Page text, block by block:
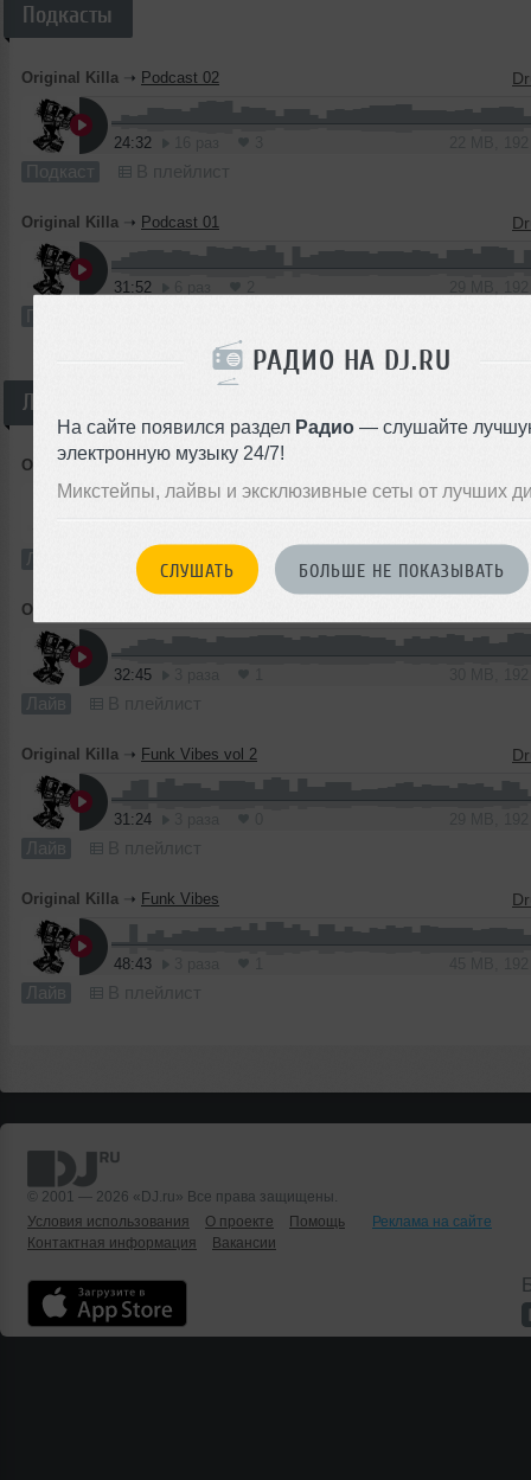
РАДИО НА DJ.RU
На сайте появился раздел Радио — слушайте
электронную музыку 24/7!
Микстейпы, лайвы и эксклюзивные сеты от лучших
СЛУШАТЬ БОЛЬШЕ НЕ ПОКАЗЫВАТЬ
Подкасты
Original Killa ➝ Podcast 02
24:32
Подкаст В плейлист
Original Killa ➝ Podcast 01
31:52
Подкаст
Лайвы
Original Killa ➝ Funk Vibes vol 4
Лайв В плейлист
Original Killa
32:45
Лайв В плейлист
Original Killa ➝ Funk Vibes vol 2
31:24
Лайв В плейлист
Original Killa ➝ Funk Vibes
48:43
Лайв В плейлист
© 2001 — 2026 «DJ.ru» Все права защищены.
Условия использования
О проекте Помощь
Реклама на сайте
Контактная информация
Вакансии